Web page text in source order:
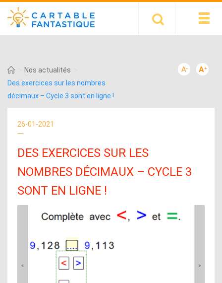
Nos actualités
Des exercices sur les nombres
décimaux – Cycle 3 sont en ligne !
26-01-2021
DES EXERCICES SUR LES
NOMBRES DÉCIMAUX – CYCLE 3
SONT EN LIGNE !